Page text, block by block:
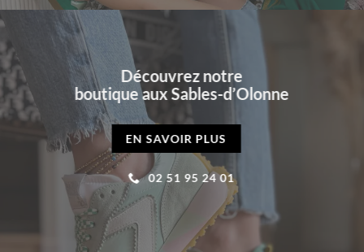
Découvrez notre
boutique aux Sables-d’Olonne
EN SAVOIR PLUS
02 51 95 24 01